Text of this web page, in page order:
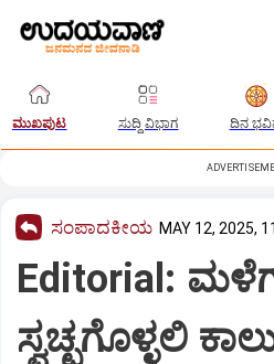
ಮುಖಪುಟ ಸುದ್ದಿ ವಿಭಾಗ ದಿನ
ಸಂಪಾದಕೀಯ MAY 12, 2025,
Editorial:
ಸ್ವಚ್ಛಗೊಳ್ಳಲಿ